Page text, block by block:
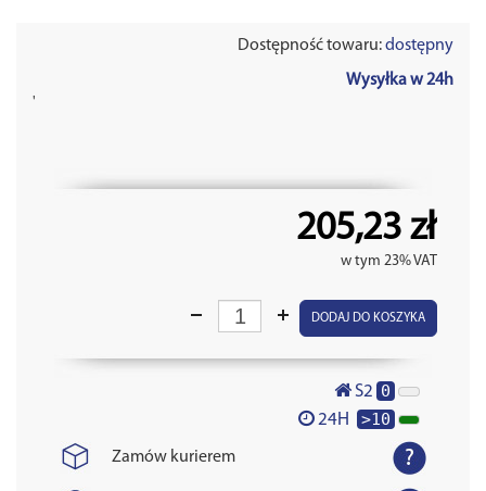
Dostępność towaru:dostępny
Wysyłka w 24h
'
205,23 zł
w tym 23% VAT
DODAJ DO KOSZYKA
S2 0
24H >10
Zamów kurierem